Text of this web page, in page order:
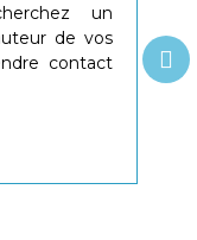
un
de vos
contact
les